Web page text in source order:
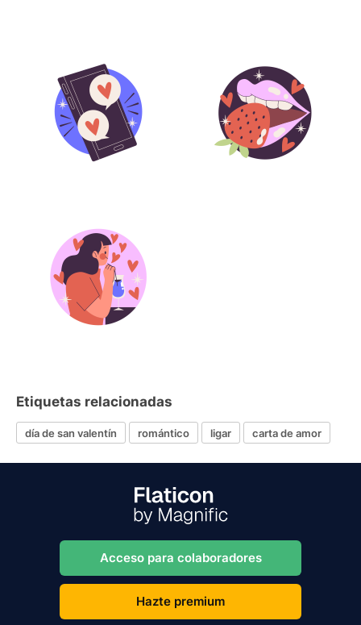
Etiquetas relacionadas
día de san valentín romántico ligar carta de amor
Acceso para colaboradores
Hazte premium